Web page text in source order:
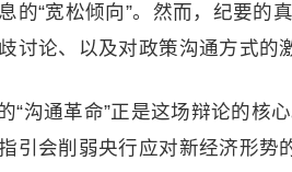
的“宽松倾向”。然而，纪要的
讨论、以及对政策沟通方式的
“沟通革命”正是这场辩论的核
引会削弱央行应对新经济形势